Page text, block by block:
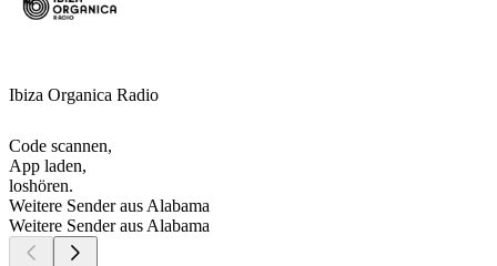
Ibiza Organica Radio
Code scannen,
App laden,
loshören.
Weitere Sender aus Alabama
Weitere Sender aus Alabama